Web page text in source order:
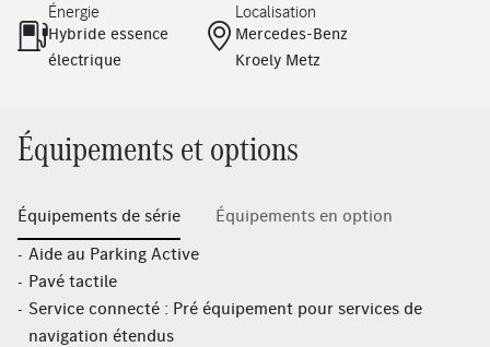
Énergie
Hybride essence
électrique
Localisation
Mercedes-Benz
Kroely Metz
Équipements et options
Équipements de série
Équipements en option
Aide au Parking Active
Pavé tactile
Service connecté : Pré équipement pour services de
navigation étendus